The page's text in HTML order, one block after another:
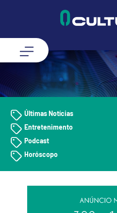
Últimas Notícias
Entretenimento
Podcast
Horóscopo